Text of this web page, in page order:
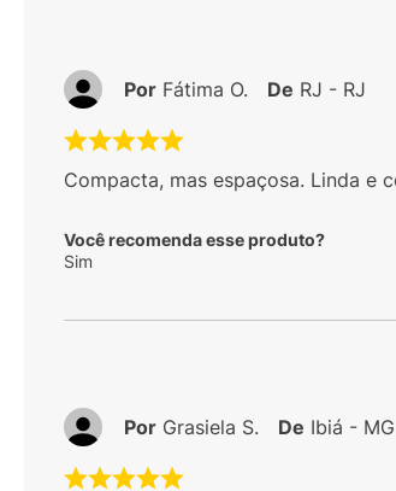
Compacta, mas espaçosa. Linda e
Você recomenda esse produto?
Sim
Por Fátima O. De RJ - RJ
Por Grasiela S. De Ibiá - MG